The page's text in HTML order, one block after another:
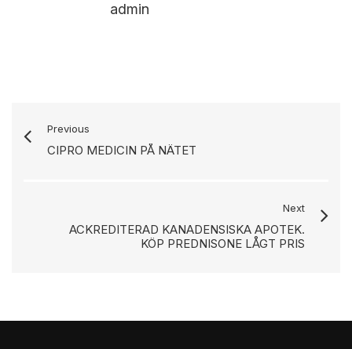
admin
Previous
CIPRO MEDICIN PÅ NÄTET
Next
ACKREDITERAD KANADENSISKA APOTEK.
KÖP PREDNISONE LÅGT PRIS